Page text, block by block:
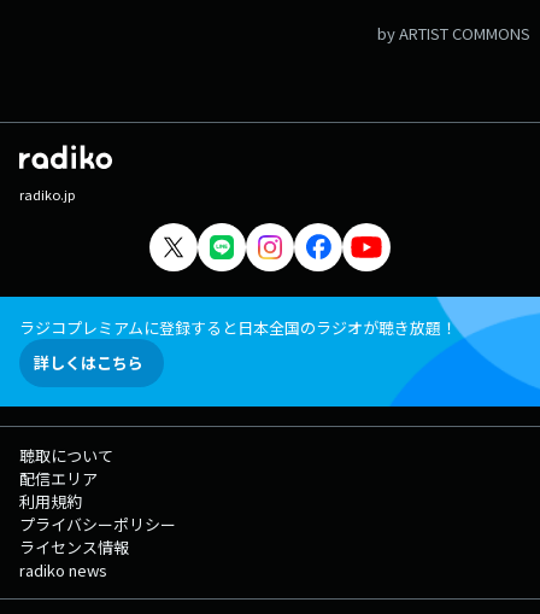
◆SNSは「#グルグル813」と、水曜グルグルのハッシュタグ「#ケムト
日食なつこ 22:19 TAIDADA / ずっと真夜中でいいのに。 22:30 遅刻魔 /
パーオーム99999 22:43 風のアンセム / EVE FEAT.SUIS FROM ヨルシカ
22:53 最上級の愛を / 4NA 23:10 CAPRETTO / CHEVON 23:19 DRIVER'S
HIGH / L'ARC EN CIEL 23:35 OMOI / 音田雅則 23:51 ENDING ROUTINE /
by ARTIST COMMONS
radiko.jp
ラジコプレミアムに登録すると日本全国のラジオが聴き放題！
詳しくはこちら
聴取について
配信エリア
利用規約
プライバシーポリシー
ライセンス情報
radiko news